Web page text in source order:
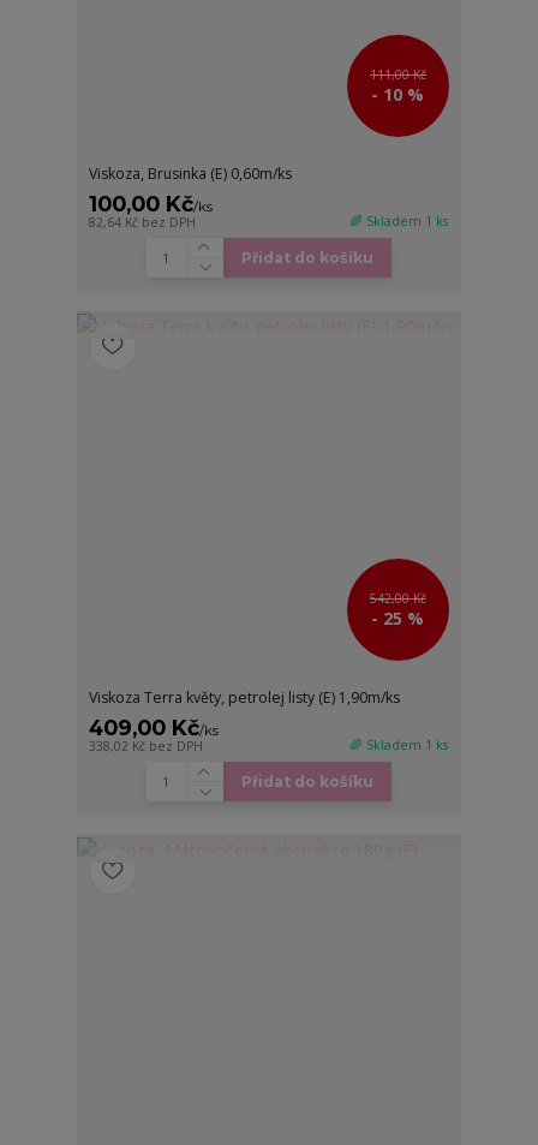
111,00 Kč
- 10 %
Viskoza, Brusinka (E) 0,60m/ks
100,00 Kč/ks
82,64 Kč bez DPH 🌈 Skladem 1 ks
Přidat do košíku
542,00 Kč
- 25 %
Viskoza Terra květy, petrolej listy (E) 1,90m/ks
409,00 Kč/ks
338,02 Kč bez DPH 🌈 Skladem 1 ks
Přidat do košíku